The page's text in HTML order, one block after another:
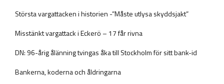
Största vargattacken i historien -”Måste utlysa skyddsjakt”
Misstänkt vargattack i Eckerö – 17 får rivna
DN: 96-årig ålänning tvingas åka till Stockholm för sitt bank-id
Bankerna, koderna och åldringarna